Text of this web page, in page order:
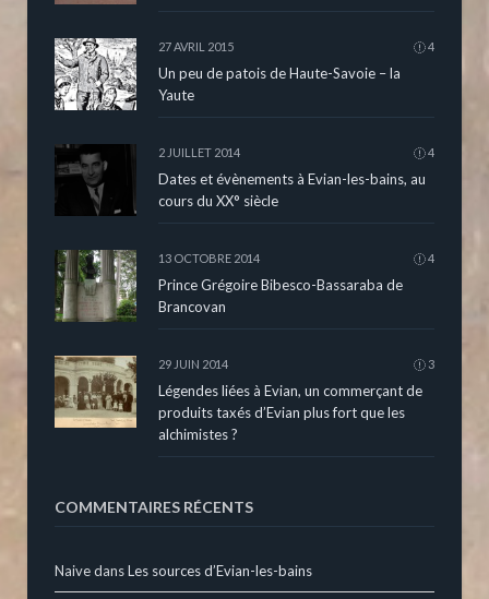
27 AVRIL 2015 4
Un peu de patois de Haute-Savoie – la
Yaute
2 JUILLET 2014 4
Dates et évènements à Evian-les-bains, au
cours du XX° siècle
13 OCTOBRE 2014 4
Prince Grégoire Bibesco-Bassaraba de
Brancovan
29 JUIN 2014 3
Légendes liées à Evian, un commerçant de
produits taxés d’Evian plus fort que les
alchimistes ?
COMMENTAIRES RÉCENTS
NaivedansLes sources d’Evian-les-bains